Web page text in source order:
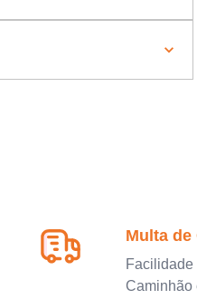
Multa de
Facilidade
Caminhão